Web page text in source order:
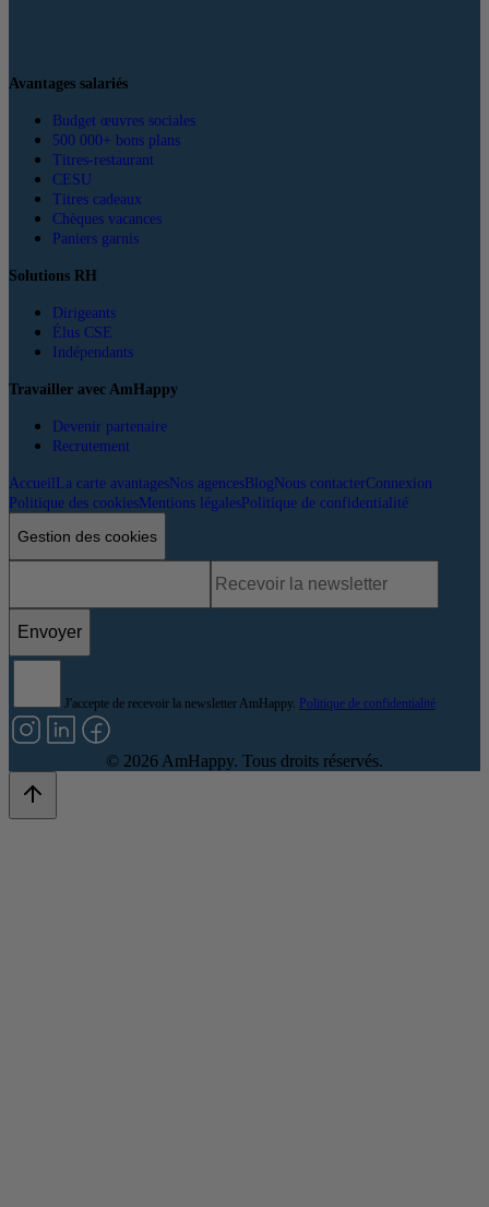
Avantages salariés
Budget œuvres sociales
500 000+ bons plans
Titres-restaurant
CESU
Titres cadeaux
Chèques vacances
Paniers garnis
Solutions RH
Dirigeants
Élus CSE
Indépendants
Travailler avec AmHappy
Devenir partenaire
Recrutement
Accueil La carte avantagesNos agencesBlogNous contacterConnexion
Politique des cookiesMentions légalesPolitique de confidentialité
Gestion des cookies
Envoyer
J'accepte de recevoir la newsletter AmHappy. Politique de confidentialité
© 2026 AmHappy. Tous droits réservés.